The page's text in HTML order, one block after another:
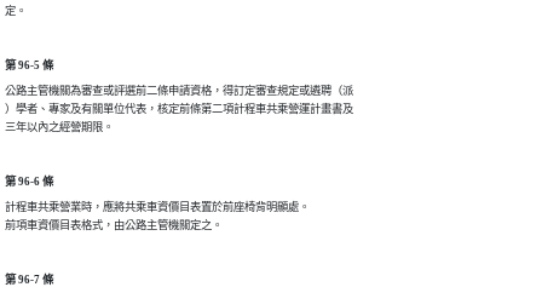
定。
第 96-5 條
公路主管機關為審查或評選前二條申請資格，得訂定審查規定或遴聘（派
）學者、專家及有關單位代表，核定前條第二項計程車共乘營運計畫書及
三年以內之經營期限。
第 96-6 條
計程車共乘營業時，應將共乘車資價目表置於前座椅背明顯處。
前項車資價目表格式，由公路主管機關定之。
第 96-7 條